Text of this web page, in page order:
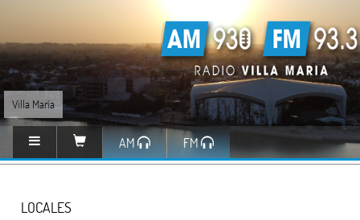
Villa María
AM FM
LOCALES